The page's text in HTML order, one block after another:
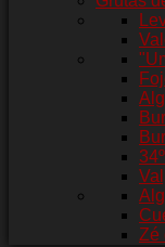
Zé